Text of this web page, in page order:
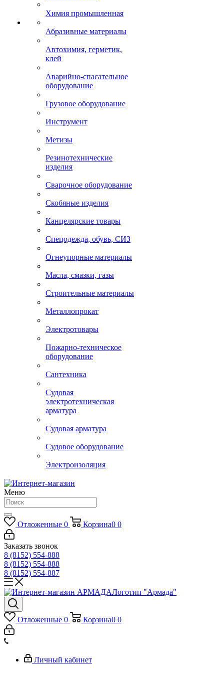
Химия промышленная
Абразивные материалы
Автохимия, герметик,
клей
Аварийно-спасательное
оборудование
Грузовое оборудование
Инструмент
Метизы
Резинотехнические
изделия
Сварочное оборудование
Скобяные изделия
Канцелярские товары
Спецодежда, обувь, СИЗ
Огнеупорные материалы
Масла, смазки, газы
Строительные материалы
Металлопрокат
Электротовары
Пожарно-техническое
оборудование
Сантехника
Судовая
электротехническая
арматура
Судовая арматура
Судовое оборудование
Электроизоляция
Меню
Отложенные 0 Корзина0 0
Заказать звонок
8 (8152) 554-888
8 (8152) 554-888
8 (8152) 554-887
Логотип "Армада"
Отложенные 0 Корзина0 0
Личный кабинет